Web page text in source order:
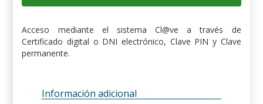
Acceso mediante el sistema Cl@ve a través de
Certificado digital o DNI electrónico, Clave PIN y Clave
permanente.
Información adicional